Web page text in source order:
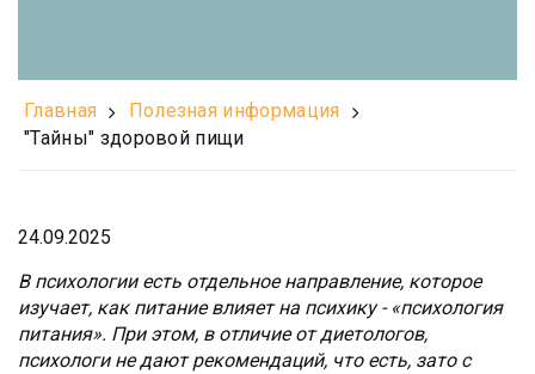
Главная
Полезная информация
"Тайны" здоровой пищи
24.09.2025
В психологии есть отдельное направление, которое
изучает, как питание влияет на психику - «психология
питания». При этом, в отличие от диетологов,
психологи не дают рекомендаций, что есть, зато с